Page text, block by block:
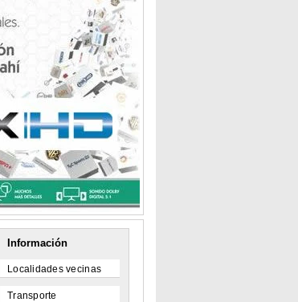
Información
Localidades vecinas
Transporte